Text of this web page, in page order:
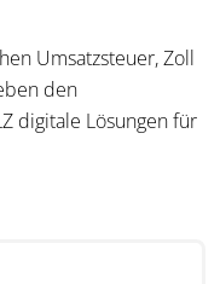
Umsatzsteuer, Zoll
den
digitale Lösungen für
BI-Systeme